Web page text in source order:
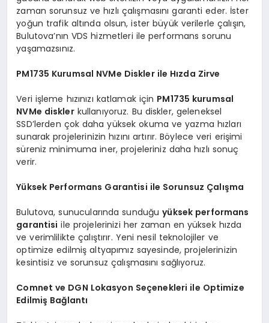
zaman sorunsuz ve hızlı çalışmasını garanti eder. İster
yoğun trafik altında olsun, ister büyük verilerle çalışın,
Bulutova’nın VDS hizmetleri ile performans sorunu
yaşamazsınız.
PM1735 Kurumsal NVMe Diskler ile Hızda Zirve
Veri işleme hızınızı katlamak için PM1735 kurumsal
NVMe disklerkullanıyoruz. Bu diskler, geleneksel
SSD’lerden çok daha yüksek okuma ve yazma hızları
sunarak projelerinizin hızını artırır. Böylece veri erişimi
süreniz minimuma iner, projeleriniz daha hızlı sonuç
verir.
Yüksek Performans Garantisi ile Sorunsuz Çalışma
Bulutova, sunucularında sunduğuyüksek performans
garantisi ile projelerinizi her zaman en yüksek hızda
ve verimlilikte çalıştırır. Yeni nesil teknolojiler ve
optimize edilmiş altyapımız sayesinde, projelerinizin
kesintisiz ve sorunsuz çalışmasını sağlıyoruz.
Comnet ve DGN Lokasyon Seçenekleri ile Optimize
Edilmiş Bağlantı